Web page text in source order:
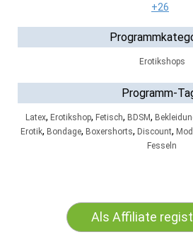
+26
Erotikshops
Programm-
Latex, Erotikshop, Fetisch, BDSM,
Erotik, Bondage, Boxershorts, Discount,
Fesseln
Als Affiliate